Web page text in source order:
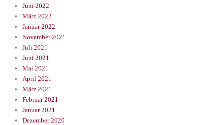
Juni 2022
März 2022
Januar 2022
November 2021
Juli 2021
Juni 2021
Mai 2021
April 2021
März 2021
Februar 2021
Januar 2021
Dezember 2020